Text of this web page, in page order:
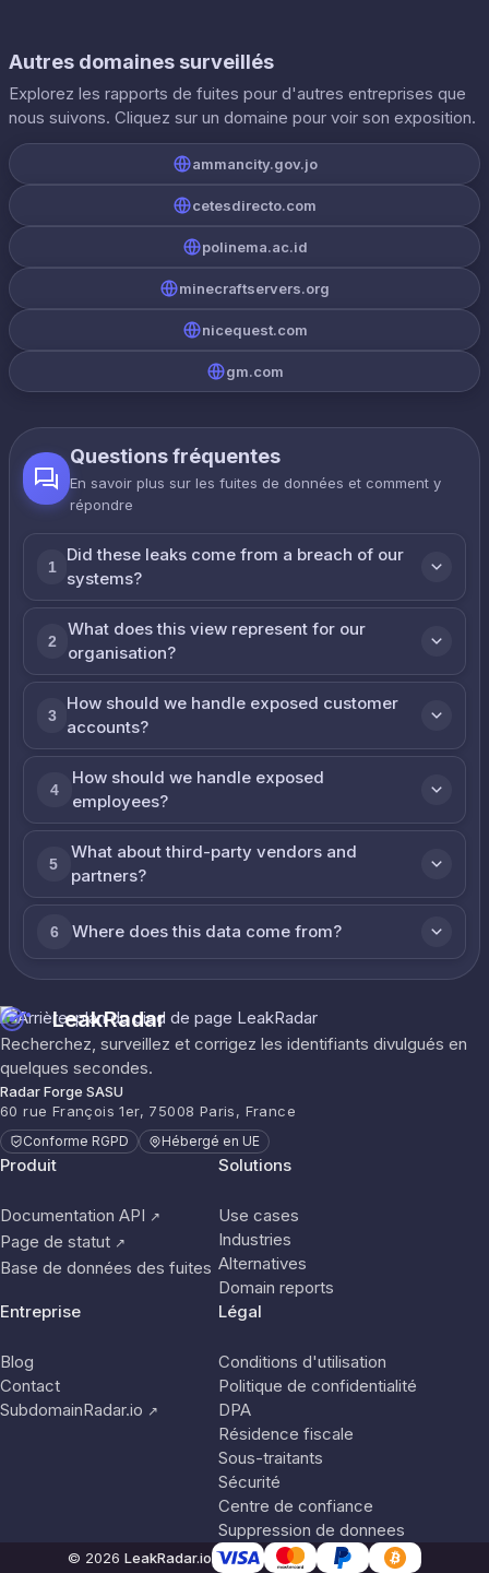
Autres domaines surveillés
Explorez les rapports de fuites pour d'autres entreprises que
nous suivons. Cliquez sur un domaine pour voir son exposition.
ammancity.gov.jo
cetesdirecto.com
polinema.ac.id
minecraftservers.org
nicequest.com
gm.com
Questions fréquentes
En savoir plus sur les fuites de données et comment y
répondre
1
Did these leaks come from a breach of our
systems?
2
What does this view represent for our
organisation?
3
How should we handle exposed customer
accounts?
4
How should we handle exposed
employees?
5
What about third-party vendors and
partners?
6 Where does this data come from?
LeakRadar
Recherchez, surveillez et corrigez les identifiants divulgués en
quelques secondes.
Radar Forge SASU
60 rue François 1er, 75008 Paris, France
Conforme RGPD Hébergé en UE
Produit
Documentation API ↗
Page de statut ↗
Base de données des fuites
Solutions
Use cases
Industries
Alternatives
Domain reports
Entreprise
Blog
Contact
SubdomainRadar.io ↗
Légal
Conditions d'utilisation
Politique de confidentialité
DPA
Résidence fiscale
Sous-traitants
Sécurité
Centre de confiance
Suppression de donnees
© 2026 LeakRadar.io